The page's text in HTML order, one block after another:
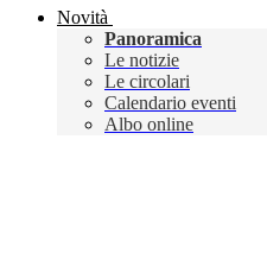
Novità
Panoramica
Le notizie
Le circolari
Calendario eventi
Albo online